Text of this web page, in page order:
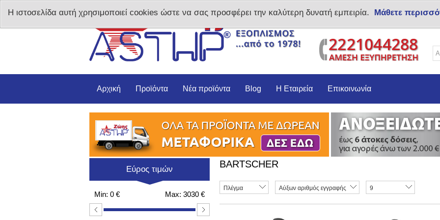
Δημιoυργία
Αρχική Προϊόντα Νέα προϊόντα Blog Η Εταιρεία Επικοινωνία
BARTSCHER
Πλέγμα Αύξων αριθμός εγγραφής 9
Εύρος τιμών
Min: 0 € Max: 3030 €
Η ιστοσελίδα αυτή χρησιμοποιεί cookies ώστε να σας προσφέρει την καλύτερη δυνατή εμπειρία. Μάθετε